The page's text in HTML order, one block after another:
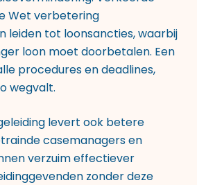
Wet verbetering
leiden tot loonsancties, waarbij
loon moet doorbetalen. Een
procedures en deadlines,
wegvalt.
levert ook betere
casemanagers en
verzuim effectiever
zonder deze